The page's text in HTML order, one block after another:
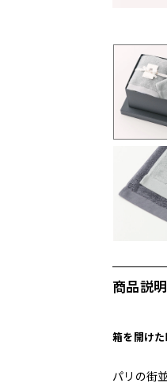
商品説明
箱を開け
パリの街